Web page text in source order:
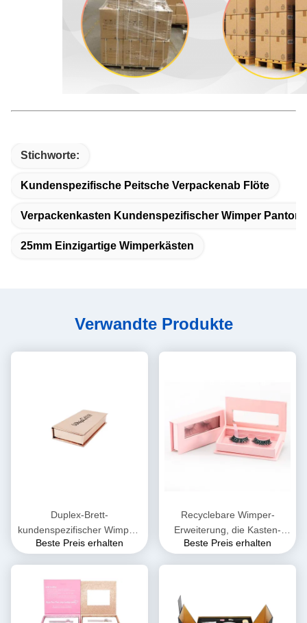
Stichworte:
Kundenspezifische Peitsche Verpackenab Flöte
Verpackenkasten Kundenspezifischer Wimper Pantone
25mm Einzigartige Wimperkästen
Verwandte Produkte
Duplex-Brett-
kundenspezifischer Wimper-
magnetischer Kasten
Beste Preis erhalten
Recyclebare Wimper-
Erweiterung, die Kasten-
magnetisches steifes Kasten
Beste Preis erhalten